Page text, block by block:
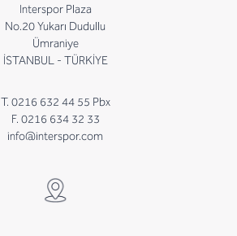
Interspor Plaza
No.20 Yukarı Dudullu
Ümraniye
İSTANBUL - TÜRKİYE
T. 0216 632 44 55 Pbx
F. 0216 634 32 33
info@interspor.com